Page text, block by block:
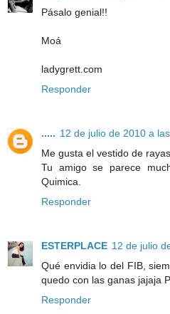
Pásalo genial!!
Moá
ladygrett.com
Responder
..... 12 de julio de 2010 a
Me gusta el vestido de
Tu amigo se parece
Quimica.
Responder
ESTERPLACE 12 de julio
Qué envidia lo del FIB,
quedo con las ganas jajaja
Responder